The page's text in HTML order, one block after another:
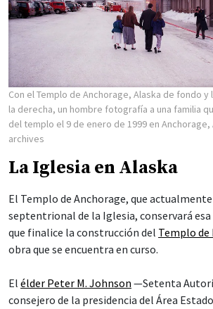
Con el Templo de Anchorage, Alaska de fondo y
la derecha, un hombre fotografía a una familia
del templo el 9 de enero de 1999 en Anchorage,
archives
La Iglesia en Alaska
El Templo de Anchorage, que
septentrional de la Iglesia, conservará
que finalice la construcción del Templo de
obra que se encuentra en curso.
El élder Peter M. Johnson —Setenta
consejero de la presidencia del Área